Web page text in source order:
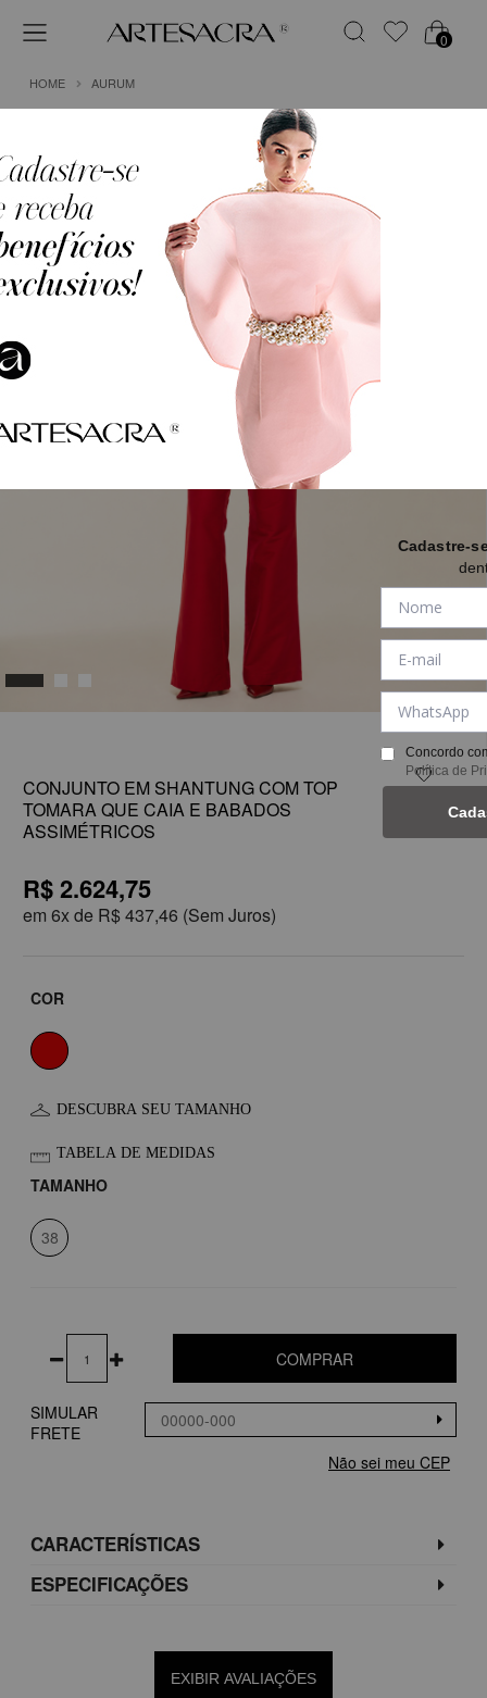
0
HOME AURUM
1
CONJUNTO EM SHANTUNG COM TOP
TOMARA QUE CAIA E BABADOS
ASSIMÉTRICOS
R$ 2.624,75
em 6x de R$ 437,46 (Sem Juros)
COR
DESCUBRA SEU TAMANHO
TABELA DE MEDIDAS
TAMANHO
38
COMPRAR
SIMULAR
FRETE
Não sei meu CEP
CARACTERÍSTICAS
ESPECIFICAÇÕES
EXIBIR AVALIAÇÕES
Cadastre-
Concordo
Política de